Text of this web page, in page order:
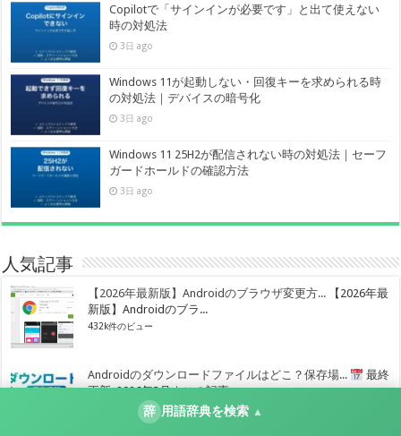
Copilotで「サインインが必要です」と出て使えない
時の対処法
3日 ago
Windows 11が起動しない・回復キーを求められる時
の対処法｜デバイスの暗号化
3日 ago
Windows 11 25H2が配信されない時の対処法｜セーフ
ガードホールドの確認方法
3日 ago
人気記事
【2026年最新版】Androidのブラウザ変更方...
【2026年最
新版】Androidのブラ...
432k件のビュー
Androidのダウンロードファイルはどこ？保存場...
最終
更新: 2026年3月｜この記事...
424.6k件のビュー
辞 用語辞典を検索 ▲